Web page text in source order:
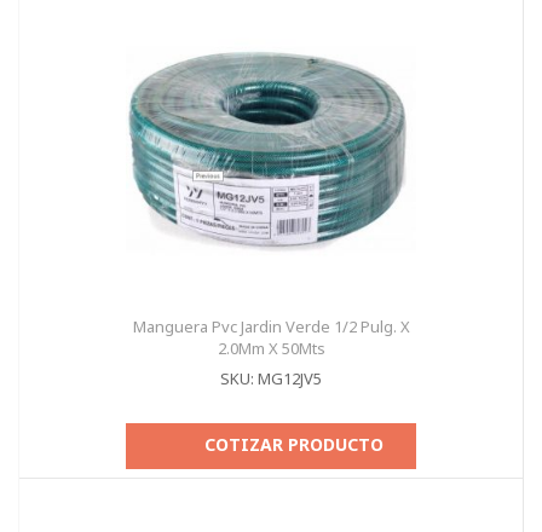
Manguera Pvc Jardin Verde 1/2 Pulg. X
2.0Mm X 50Mts
SKU: MG12JV5
COTIZAR PRODUCTO